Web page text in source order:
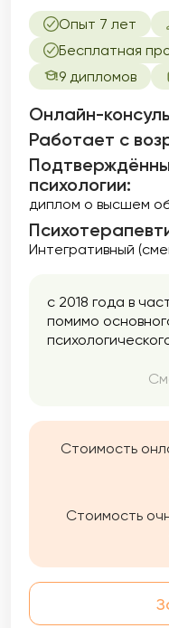
Опыт 7 лет
Бесплатная
9 дипломов
Онлайн-
Работает с
психологии:
диплом о высшем
Интегративный
с 2018 года в
помимо
различных
Стоимость
Стоимость